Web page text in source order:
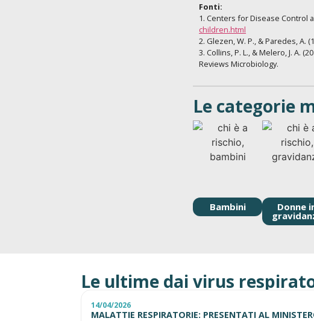
Fonti:
1. Centers for Disease Control
children.html
2. Glezen, W. P., & Paredes, A.
3. Collins, P. L., & Melero, J. A.
Reviews Microbiology.
Le categorie
Bambini Donne
Le ultime dai virus
14/04/2026
MALATTIE RESPIRATORIE: PRESENTATI AL